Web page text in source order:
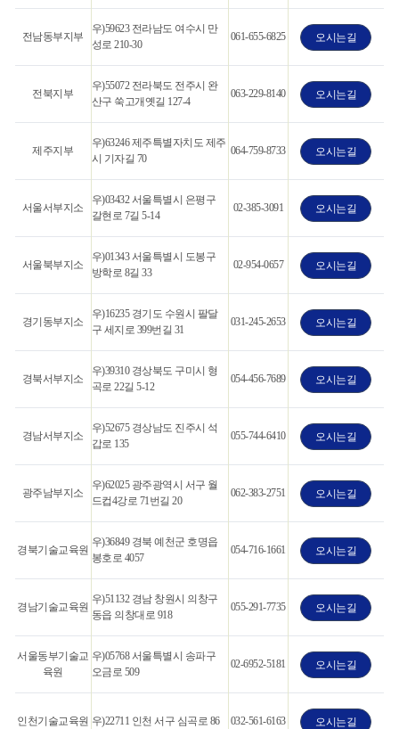
전남동부지부
우)59623 전라남도 여수시 만
성로 210-30
061-655-6825 오시는길
전북지부
우)55072 전라북도 전주시 완
산구 쑥고개옛길 127-4
063-229-8140 오시는길
제주지부
우)63246 제주특별자치도 제주
시 기자길 70
064-759-8733 오시는길
서울서부지소
우)03432 서울특별시 은평구
갈현로 7길 5-14
02-385-3091 오시는길
서울북부지소
우)01343 서울특별시 도봉구
방학로 8길 33
02-954-0657 오시는길
경기동부지소
우)16235 경기도 수원시 팔달
구 세지로 399번길 31
031-245-2653 오시는길
경북서부지소
우)39310 경상북도 구미시 형
곡로 22길 5-12
054-456-7689 오시는길
경남서부지소
우)52675 경상남도 진주시 석
갑로 135
055-744-6410 오시는길
광주남부지소
우)62025 광주광역시 서구 월
드컵4강로 71번길 20
062-383-2751 오시는길
경북기술교육원
우)36849 경북 예천군 호명읍
봉호로 4057
054-716-1661 오시는길
경남기술교육원
우)51132 경남 창원시 의창구
동읍 의창대로 918
055-291-7735 오시는길
서울동부기술교
육원
우)05768 서울특별시 송파구
오금로 509
02-6952-5181 오시는길
인천기술교육원 우)22711 인천 서구 심곡로 86 032-561-6163 오시는길